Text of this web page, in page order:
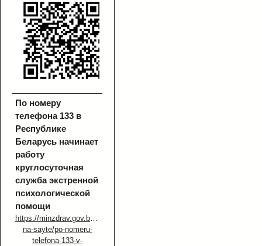
По номеру
телефона 133 в
Республике
Беларусь начинает
работу
круглосуточная
служба экстренной
психологической
помощи
https://minzdrav.gov.by/ru/novoe-
na-sayte/po-nomeru-
telefona-133-v-